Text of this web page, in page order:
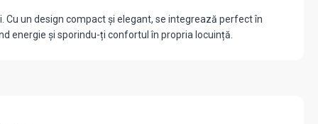
un design compact și elegant, se integrează perfect în
energie și sporindu-ți confortul în propria locuință.